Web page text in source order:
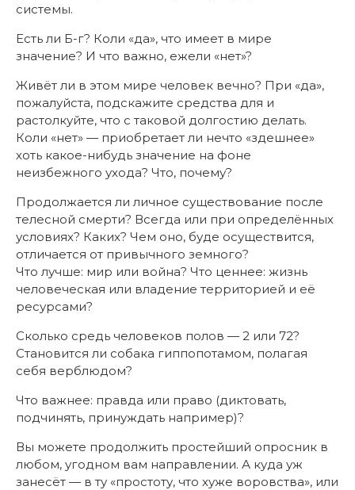
системы.
Есть ли Б-г? Коли «да», что имеет в мире
значение? И что важно, ежели «нет»?
Живёт ли в этом мире человек вечно? При «да»,
пожалуйста, подскажите средства для и
растолкуйте, что с таковой долгостию делать.
Коли «нет» — приобретает ли нечто «здешнее»
хоть какое-нибудь значение на фоне
неизбежного ухода? Что, почему?
Продолжается ли личное существование после
телесной смерти? Всегда или при определённых
условиях? Каких? Чем оно, буде осуществится,
отличается от привычного земного?
Что лучше: мир или война? Что ценнее: жизнь
человеческая или владение территорией и её
ресурсами?
Сколько средь человеков полов — 2 или 72?
Становится ли собака гиппопотамом, полагая
себя верблюдом?
Что важнее: правда или право (диктовать,
подчинять, принуждать например)?
Вы можете продолжить простейший опросник в
любом, угодном вам направлении. А куда уж
занесёт — в ту «простоту, что хуже воровства», или